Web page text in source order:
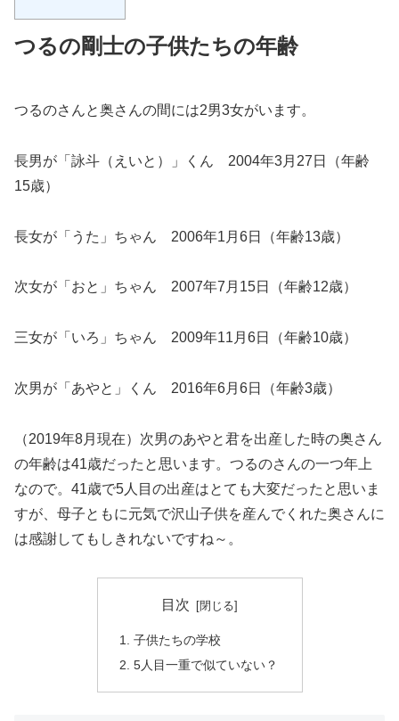
つるの剛士の子供たちの年齢
つるのさんと奥さんの間には2男3女がいます。
長男が「詠斗（えいと）」くん 2004年3月27日（年齢
15歳）
長女が「うた」ちゃん 2006年1月6日（年齢13歳）
次女が「おと」ちゃん 2007年7月15日（年齢12歳）
三女が「いろ」ちゃん 2009年11月6日（年齢10歳）
次男が「あやと」くん 2016年6月6日（年齢3歳）
（2019年8月現在）次男のあやと君を出産した時の奥さん
の年齢は41歳だったと思います。つるのさんの一つ年上
なので。41歳で5人目の出産はとても大変だったと思いま
すが、母子ともに元気で沢山子供を産んでくれた奥さんに
は感謝してもしきれないですね～。
目次
子供たちの学校
5人目一重で似ていない？